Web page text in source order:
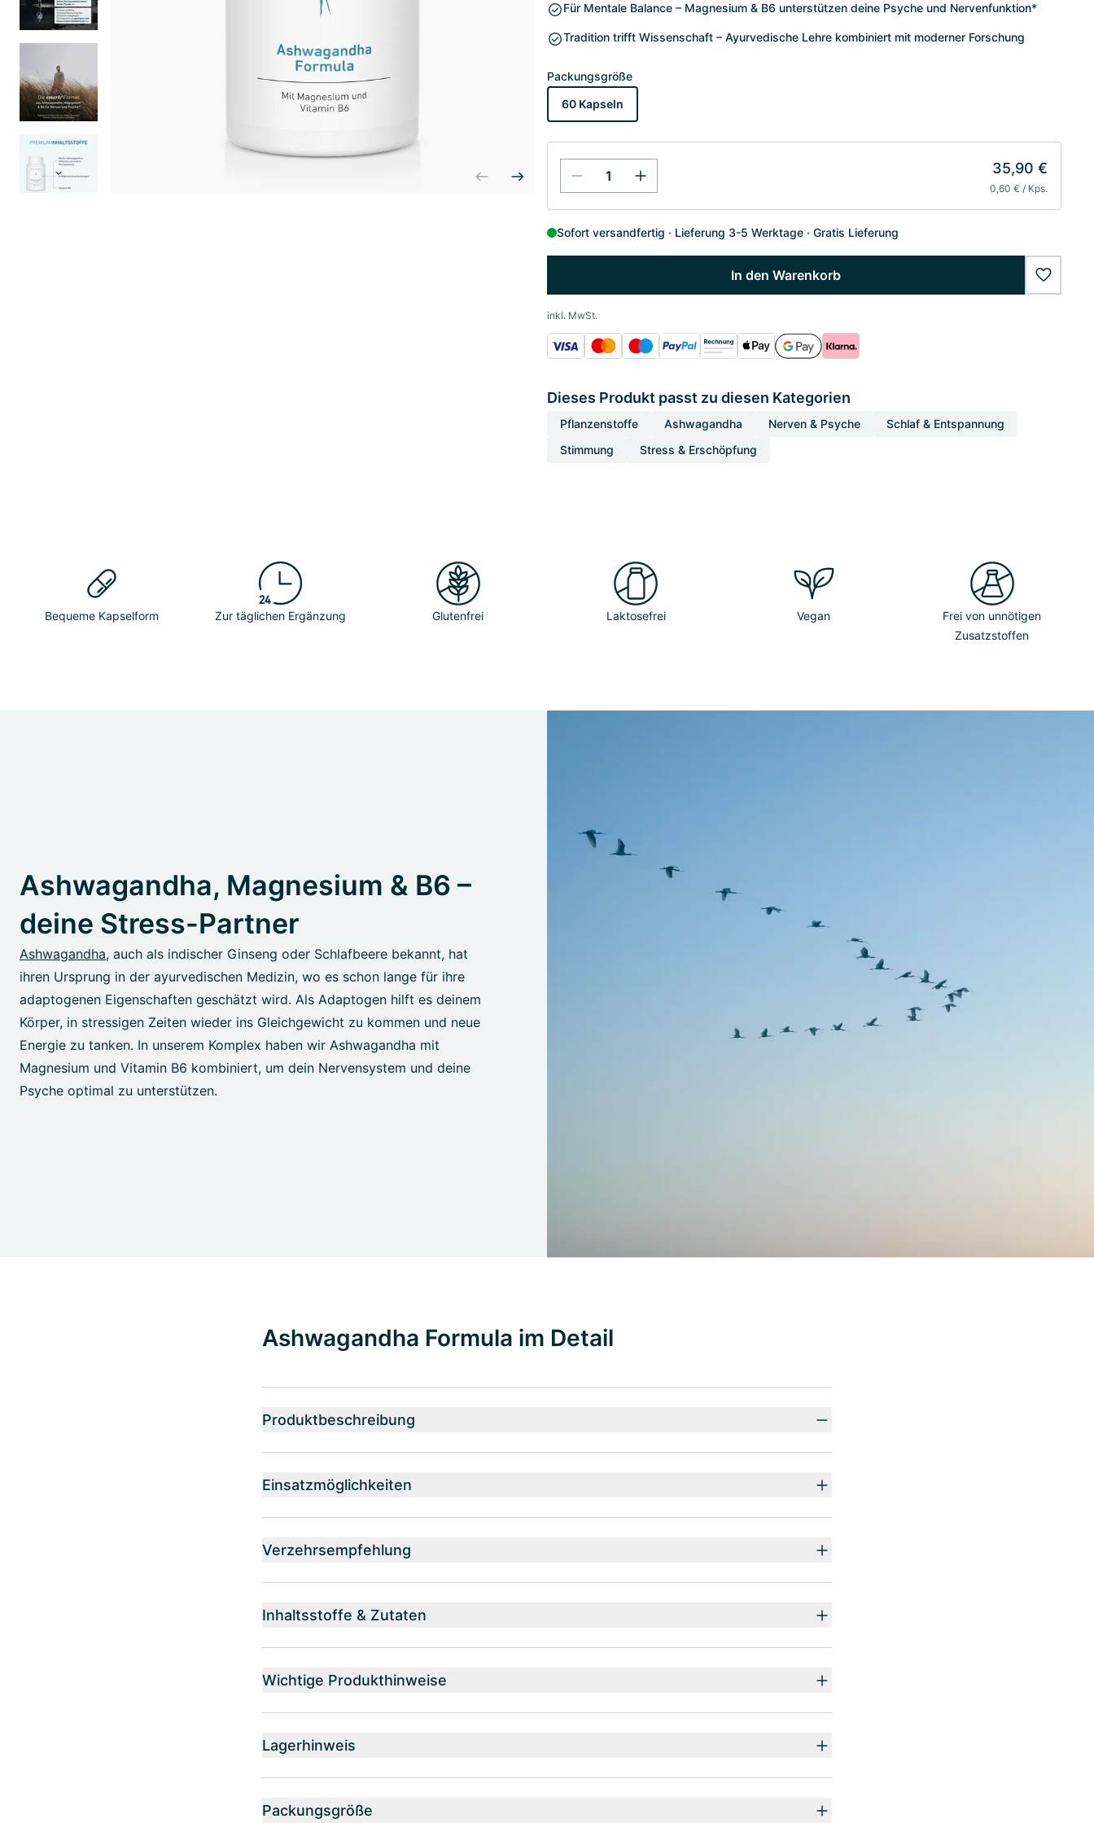
Für Mentale Balance – Magnesium & B6 unterstützen deine Psyche und Nervenfunktion*
Tradition trifft Wissenschaft – Ayurvedische Lehre kombiniert mit moderner Forschung
Packungsgröße
60 Kapseln
35,90 €
0,60 € / Kps.
Sofort versandfertig Lieferung 3-5 Werktage Gratis Lieferung
In den Warenkorb
inkl. MwSt.
Dieses Produkt passt zu diesen Kategorien
Pflanzenstoffe Ashwagandha Nerven & Psyche
Schlaf & Entspannung
Stimmung
Stress & Erschöpfung
Bequeme Kapselform Zur täglichen Ergänzung Glutenfrei Laktosefrei Vegan
Frei von unnötigen
Zusatzstoffen
Ashwagandha, Magnesium & B6 –
deine Stress-Partner
Ashwagandha, auch als indischer Ginseng oder Schlafbeere bekannt, hat
ihren Ursprung in der ayurvedischen Medizin, wo es schon lange für ihre
adaptogenen Eigenschaften geschätzt wird. Als Adaptogen hilft es deinem
Körper, in stressigen Zeiten wieder ins Gleichgewicht zu kommen und neue
Energie zu tanken. In unserem Komplex haben wir Ashwagandha mit
Magnesium und Vitamin B6 kombiniert, um dein Nervensystem und deine
Psyche optimal zu unterstützen.
Ashwagandha Formula im Detail
Produktbeschreibung
Einsatzmöglichkeiten
Verzehrsempfehlung
Inhaltsstoffe & Zutaten
Wichtige Produkthinweise
Lagerhinweis
Packungsgröße